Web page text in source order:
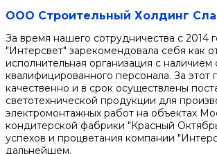
ООО Строительный Холдинг
За время нашего сотрудничества с 2014
"Интерсвет" зарекомендовала себя как
исполнительная организация с наличием
квалифицированного персонала. За этот
качественно и в срок осуществлены
светотехнической продукции для
электромонтажных работ на объектах
кондитерской фабрики "Красный
успехов и процветания компании
дальнейшем.